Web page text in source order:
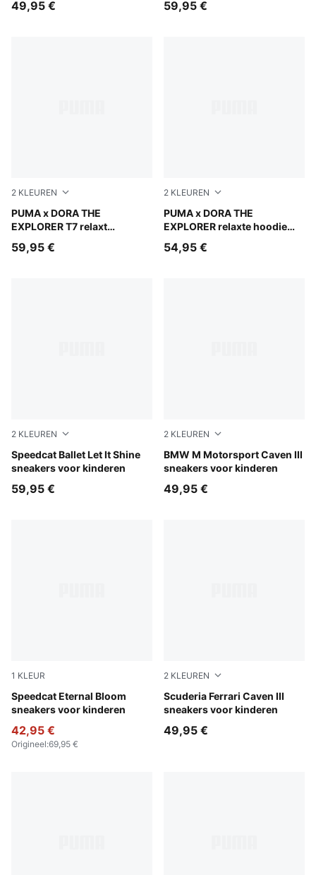
49,95 €
ronde hals voor kinderen
59,95 €
2 KLEUREN
PUMA x DORA THE
EXPLORER T7 relaxt
ronde hals voor kinderen
Chambray Blue
59,95 €
2 KLEUREN
PUMA x DORA THE
EXPLORER relaxte hoodie
Bright Papaya
54,95 €
2 KLEUREN
Speedcat Ballet Let It Shine
sneakers voor kinderen
Misty Pink-Powder Pink
59,95 €
2 KLEUREN
BMW M Motorsport Caven III
sneakers voor kinderen
Puma Black
49,95 €
1 KLEUR
Speedcat Eternal Bloom
sneakers voor kinderen
Pink Shimmer-Alpine Snow
42,95 €
Origineel:69,95 €
2 KLEUREN
Scuderia Ferrari Caven III
sneakers voor kinderen
PUMA White-PUMA White-
49,95 €